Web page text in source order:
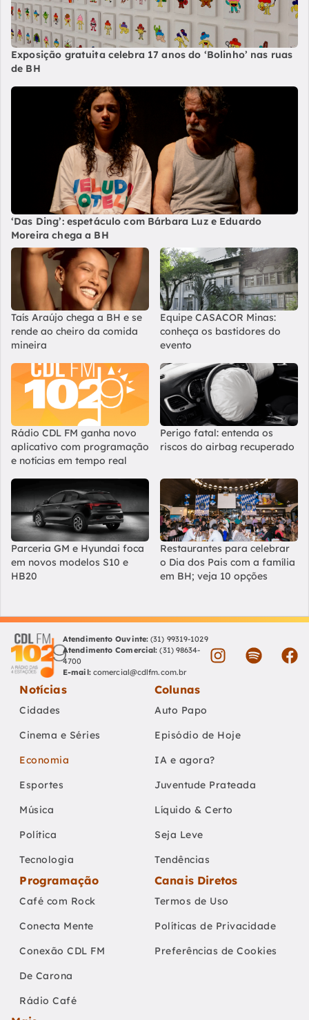
Exposição gratuita celebra 17 anos do ‘Bolinho’ nas ruas
de BH
‘Das Ding’: espetáculo com Bárbara Luz e Eduardo
Moreira chega a BH
Taís Araújo chega a BH e se
rende ao cheiro da comida
mineira
Equipe CASACOR Minas:
conheça os bastidores do
evento
Rádio CDL FM ganha novo
aplicativo com programação
e notícias em tempo real
Perigo fatal: entenda os
riscos do airbag recuperado
Parceria GM e Hyundai foca
em novos modelos S10 e
HB20
Restaurantes para celebrar
o Dia dos Pais com a família
em BH; veja 10 opções
Atendimento Ouvinte: (31) 99319-1029
Atendimento Comercial: (31) 98634-
4700
E-mail: comercial@cdlfm.com.br
Notícias
Cidades
Cinema e Séries
Economia
Esportes
Música
Política
Tecnologia
Colunas
Auto Papo
Episódio de Hoje
IA e agora?
Juventude Prateada
Líquido & Certo
Seja Leve
Tendências
Programação
Café com Rock
Conecta Mente
Conexão CDL FM
De Carona
Rádio Café
Canais Diretos
Termos de Uso
Políticas de Privacidade
Preferências de Cookies